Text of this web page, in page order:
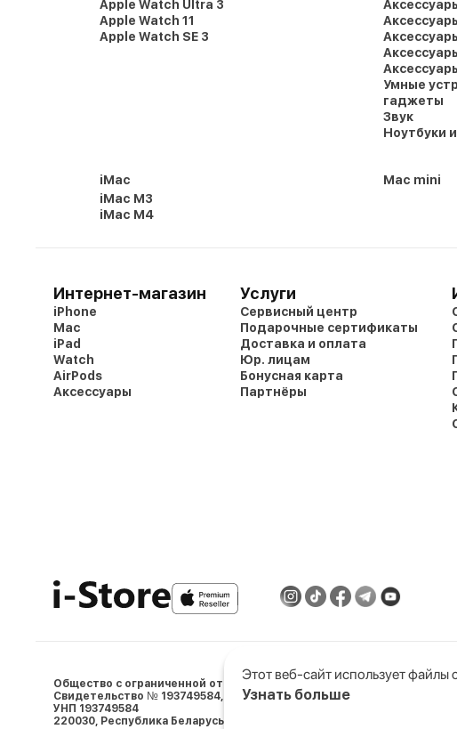
Apple Watch Ultra 3
Apple Watch 11
Apple Watch SE 3
Умные
гаджеты
Звук
Ноутбуки
iMac
iMac M3
iMac M4
Mac mini
Интернет-магазин
iPhone
Mac
iPad
Watch
AirPods
Аксессуары
Услуги
Сервисный центр
Подарочные сертификаты
Доставка и оплата
Юр. лицам
Бонусная карта
Партнёры
Общество с ограниченной ответственностью «АйСтор Плюс»
Свидетельство № 193749584, выдано 05.03.2024 Минским
УНП 193749584
220030, Республика Беларусь, г. Минcк, ул. Ленина, д.5, пом. 3Н, комн. 1
Этот веб-сайт использует
Узнать больше